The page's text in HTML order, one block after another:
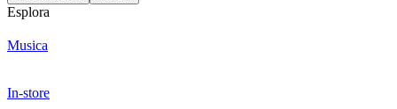
Esplora
Musica
In-store